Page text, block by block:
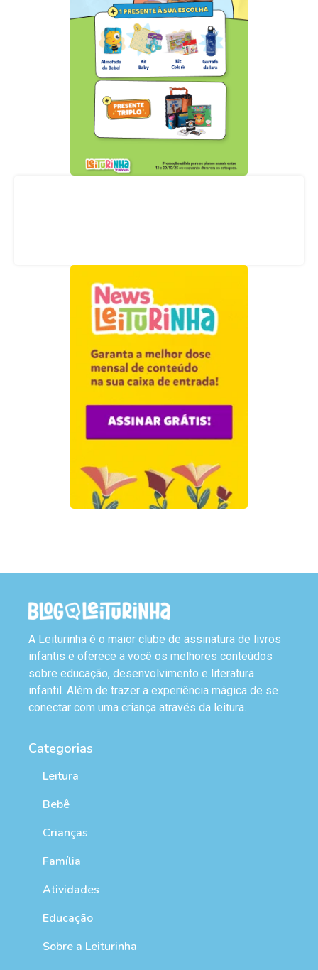
A Leiturinha é o maior clube de assinatura de livros
infantis e oferece a você os melhores conteúdos
sobre educação, desenvolvimento e literatura
infantil. Além de trazer a experiência mágica de se
conectar com uma criança através da leitura.
Categorias
Leitura
Bebê
Crianças
Família
Atividades
Educação
Sobre a Leiturinha